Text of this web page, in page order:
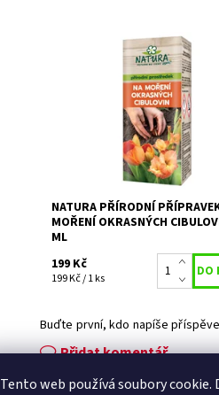
Přírodní prostředek na moření
okrasných cibulovin s UNIKÁTNÍ
RECEPTUROU na bázi přírodních
Pomocný přípravek ve formě
emulgovaného...
Skladem 14
80/1622
NATURA
NATURA PŘÍRODNÍ
MOŘENÍ OKRASNÝCH
ML
199 Kč
199 Kč / 1 ks
Buďte první, kdo napíše
Přidat komentář
Tento web používá soubory cookie.